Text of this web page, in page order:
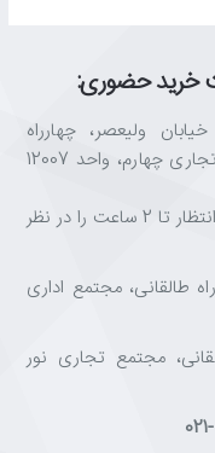
خرید حضوری:
ولیعصر، چهارراه
طالقانی، مجتمع تجاری نور تهران، طبقه تجاری چهارم، واحد 12007
(به علت حجم بالای سفارشات، حتما زمان انتظار تا 2 ساعت را در نظر
طالقانی، مجتمع اداری
مجتمع تجاری نور